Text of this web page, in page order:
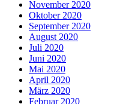
November 2020
Oktober 2020
September 2020
August 2020
Juli 2020
Juni 2020
Mai 2020
April 2020
März 2020
Februar 2020